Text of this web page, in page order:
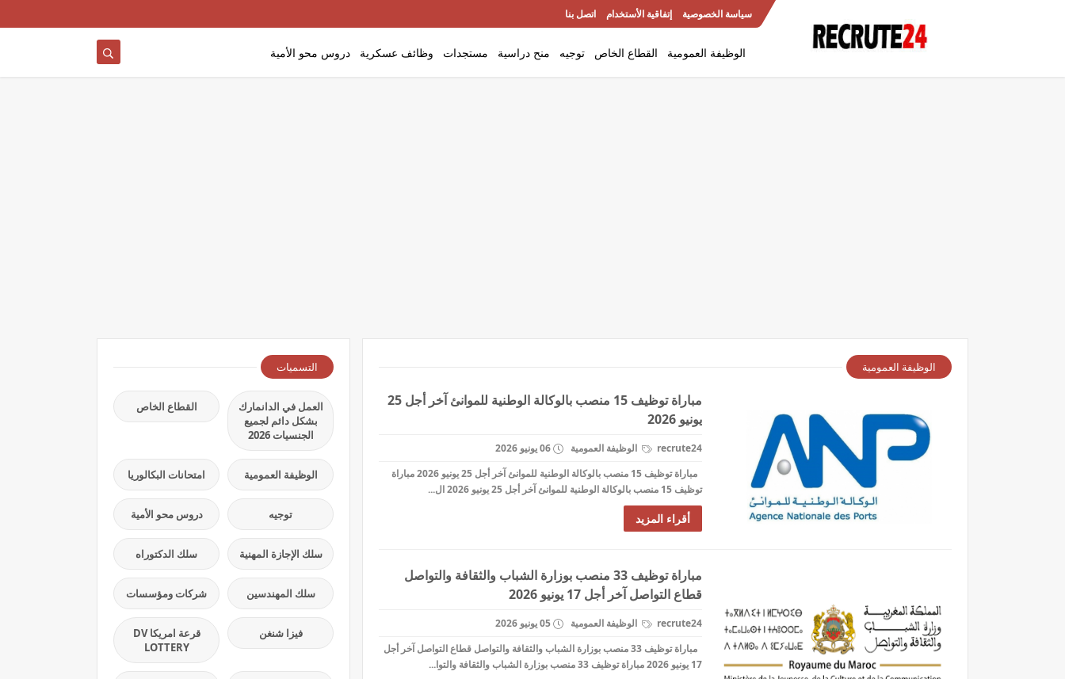
سياسة الخصوصية إتفاقية الأستخدام اتصل بنا
الوظيفة العمومية القطاع الخاص توجيه منح دراسية مستجدات وظائف عسكرية دروس محو الأمية
الوظيفة العمومية
مباراة توظيف 15 منصب بالوكالة الوطنية للموانئ آخر أجل 25
يونيو 2026
recrute24 الوظيفة العمومية
06 يونيو 2026
مباراة توظيف 15 منصب بالوكالة الوطنية للموانئ آخر أجل 25 يونيو 2026 مباراة
توظيف 15 منصب بالوكالة الوطنية للموانئ آخر أجل 25 يونيو 2026 ال...
أقراء المزيد
مباراة توظيف 33 منصب بوزارة الشباب والثقافة والتواصل
قطاع التواصل آخر أجل 17 يونيو 2026
recrute24 الوظيفة العمومية
05 يونيو 2026
مباراة توظيف 33 منصب بوزارة الشباب والثقافة والتواصل قطاع التواصل آخر أجل
17 يونيو 2026 مباراة توظيف 33 منصب بوزارة الشباب والثقافة والتوا...
التسميات
العمل في الدانمارك
بشكل دائم لجميع
الجنسيات 2026
القطاع الخاص
الوظيفة العمومية امتحانات البكالوريا
توجيه دروس محو الأمية
سلك الإجازة المهنية سلك الدكتوراه
سلك المهندسين شركات ومؤسسات
فيزا شنغن
قرعة امريكا DV
LOTTERY